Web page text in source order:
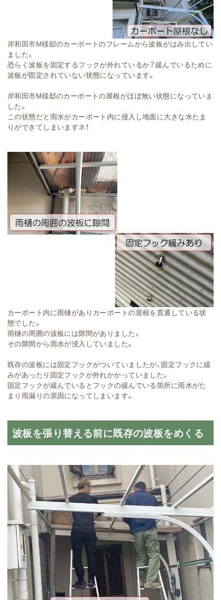
岸和田市M様邸のカーポートのフレームから波板がはみ出してい
ました。
恐らく波板を固定するフックが外れているか？緩んでいるために
波板が固定されていない状態になっています。
岸和田市M様邸のカーポートの屋根がほぼ無い状態になっていま
した。
この状態だと雨水がカーポート内に侵入し地面に大きな水たま
りができてしまいますネ！
カーポート内に雨樋がありカーポートの屋根を貫通している状
態でした。
雨樋の周囲の波板には隙間がありました。
その隙間から雨水が浸入していました。
既存の波板には固定フックがついていましたが、固定フックに緩
みがあったり固定フックが外れかかっていました。
固定フックが緩んでいるとフックの緩んでいる箇所に雨水がた
まり雨漏りの原因になってしまいます。
波板を張り替える前に既存の波板をめくる